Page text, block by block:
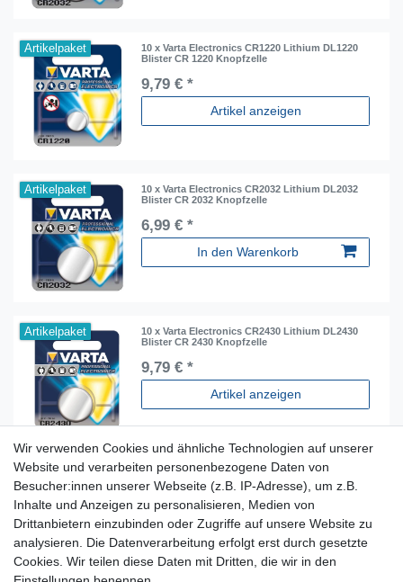
Artikelpaket
10 x Varta Electronics CR1220 Lithium DL1220
Blister CR 1220 Knopfzelle
9,79 € *
Artikel anzeigen
Artikelpaket
10 x Varta Electronics CR2032 Lithium DL2032
Blister CR 2032 Knopfzelle
6,99 € *
In den Warenkorb
Artikelpaket
10 x Varta Electronics CR2430 Lithium DL2430
Blister CR 2430 Knopfzelle
9,79 € *
Artikel anzeigen
Für Fragen zu unseren Produkten und Bestellungen
erreichen Sie uns per E-Mail oder Telefon:
+49 5741 9099422 oder
info@dein-bau-projekt.de
Wir verwenden Cookies und ähnliche Technologien auf unserer
Website und verarbeiten personenbezogene Daten von
Besucher:innen unserer Webseite (z.B. IP-Adresse), um z.B.
Inhalte und Anzeigen zu personalisieren, Medien von
Drittanbietern einzubinden oder Zugriffe auf unsere Website zu
analysieren. Die Datenverarbeitung erfolgt erst durch gesetzte
Cookies. Wir teilen diese Daten mit Dritten, die wir in den